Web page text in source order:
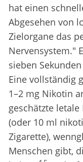
hat einen
Abgesehen von
Zielorgane das
Nervensystem."
sieben
Eine vollständig
1–2 mg Nikotin
geschätzte
(oder 10 ml
Zigarette),
Menschen gibt,